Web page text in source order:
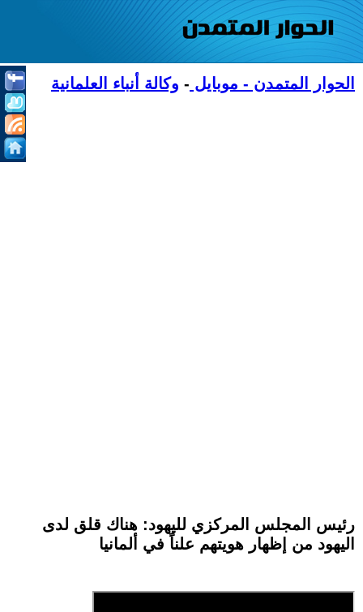
الحوار المتمدن - موبايل - وكالة أنباء العلمانية
رئيس المجلس المركزي لليهود: هناك قلق لدى
اليهود من إظهار هويتهم علناً في ألمانيا